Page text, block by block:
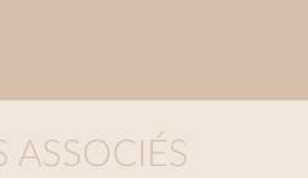
ASSOCIÉS